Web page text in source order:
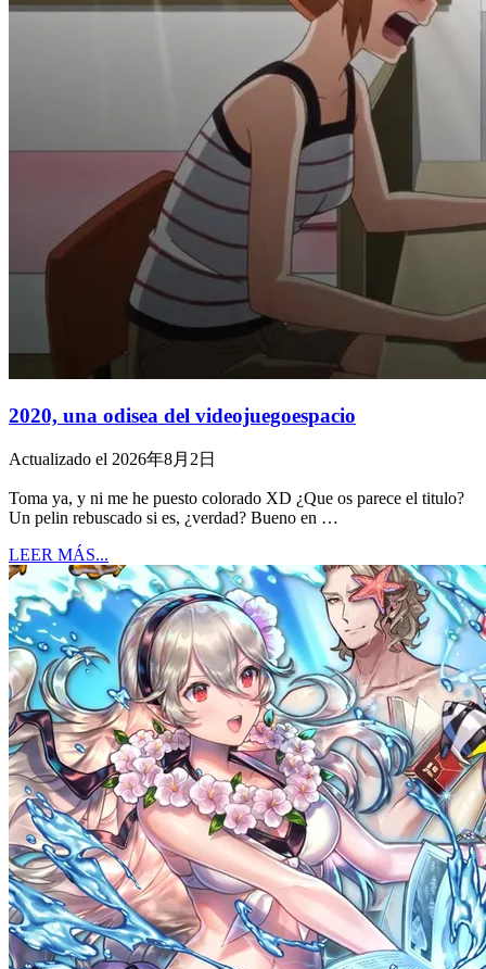
2020, una odisea del videojuegoespacio
Actualizado el 2026年8月2日
Toma ya, y ni me he puesto colorado XD ¿Que os parece el titulo?
Un pelin rebuscado si es, ¿verdad? Bueno en …
LEER MÁS...